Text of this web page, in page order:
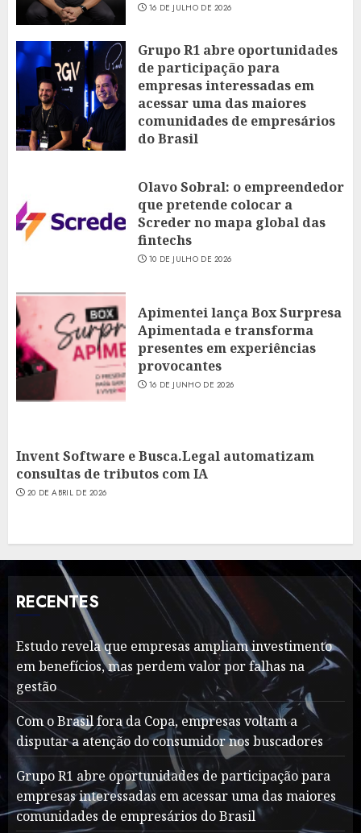
16 DE JULHO DE 2026
Grupo R1 abre oportunidades
de participação para
empresas interessadas em
acessar uma das maiores
comunidades de empresários
do Brasil
Olavo Sobral: o empreendedor
que pretende colocar a
Screder no mapa global das
fintechs
10 DE JULHO DE 2026
Apimentei lança Box Surpresa
Apimentada e transforma
presentes em experiências
provocantes
16 DE JUNHO DE 2026
Invent Software e Busca.Legal automatizam
consultas de tributos com IA
20 DE ABRIL DE 2026
RECENTES
Estudo revela que empresas ampliam investimento
em benefícios, mas perdem valor por falhas na
gestão
Com o Brasil fora da Copa, empresas voltam a
disputar a atenção do consumidor nos buscadores
Grupo R1 abre oportunidades de participação para
empresas interessadas em acessar uma das maiores
comunidades de empresários do Brasil